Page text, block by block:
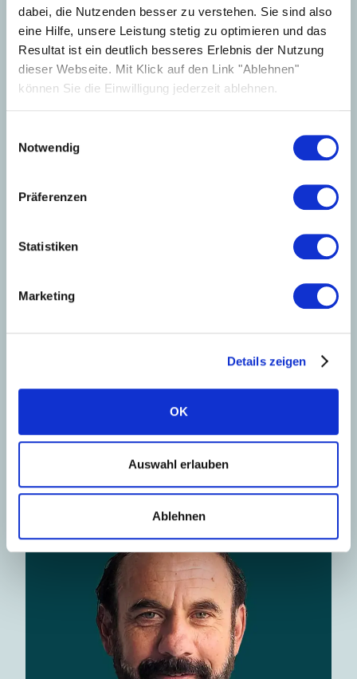
dabei, die Nutzenden besser zu verstehen. Sie sind also
eine Hilfe, unsere Leistung stetig zu optimieren und das
Resultat ist ein deutlich besseres Erlebnis der Nutzung
dieser Webseite. Mit Klick auf den Link "Ablehnen"
können Sie die Einwilligung jederzeit ablehnen.
Notwendig
Präferenzen
Statistiken
Marketing
Details zeigen
OK
Auswahl erlauben
Ablehnen
Sascha Buch
Nordrhein-Westfalen
Sascha.buch@solarwatt.com